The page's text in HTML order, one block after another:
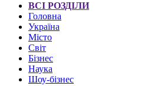
ВСІ РОЗДІЛИ
Головна
Україна
Місто
Світ
Бізнес
Наука
Шоу-бізнес